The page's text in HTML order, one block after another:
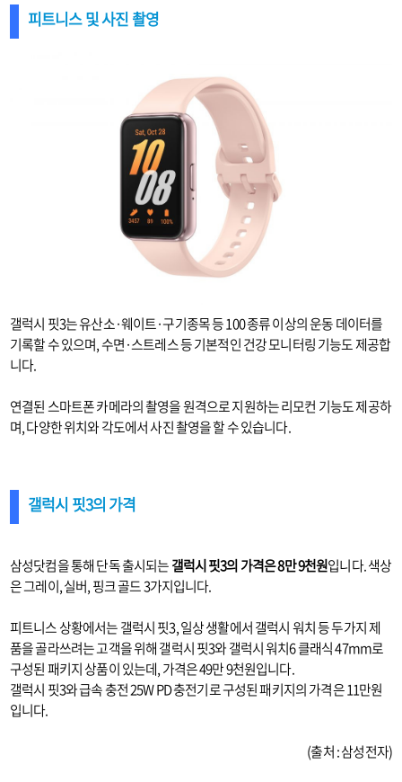
피트니스 및 사진 촬영
갤럭시 핏3는 유산소·웨이트·구기종목 등 100 종류 이상의 운동 데이터를
기록할 수 있으며, 수면·스트레스 등 기본적인 건강 모니터링 기능도 제공합
니다.
연결된 스마트폰 카메라의 촬영을 원격으로 지원하는 리모컨 기능도 제공하
며, 다양한 위치와 각도에서 사진 촬영을 할 수 있습니다.
갤럭시 핏3의 가격
삼성닷컴을 통해 단독 출시되는갤럭시 핏3의 가격은 8만 9천원입니다. 색상
은 그레이, 실버, 핑크 골드 3가지입니다.
피트니스 상황에서는 갤럭시 핏3, 일상 생활에서 갤럭시 워치 등 두가지 제
품을 골라쓰려는 고객을 위해 갤럭시 핏3와 갤럭시 워치6 클래식 47mm로
구성된 패키지 상품이 있는데, 가격은 49만 9천원입니다.
갤럭시 핏3와 급속 충전 25W PD 충전기로 구성된 패키지의 가격은 11만원
입니다.
(출처 : 삼성전자)